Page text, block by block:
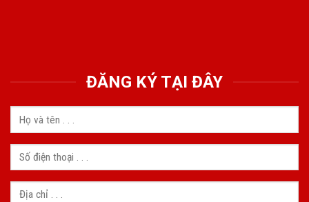
ĐĂNG KÝ TẠI ĐÂY